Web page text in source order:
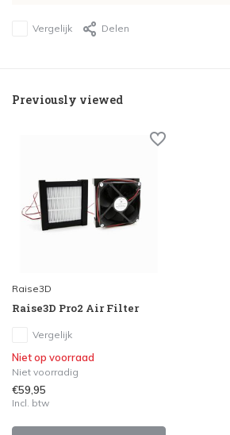
Vergelijk Delen
Previously viewed
Raise3D
Raise3D Pro2 Air Filter
Vergelijk
Niet op voorraad
Niet voorradig
€59,95
Incl. btw